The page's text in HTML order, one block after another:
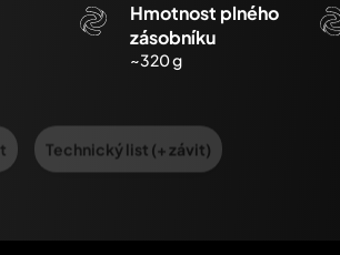
Hmotnost plného
zásobníku
~320 g
Technický list (+ závit)